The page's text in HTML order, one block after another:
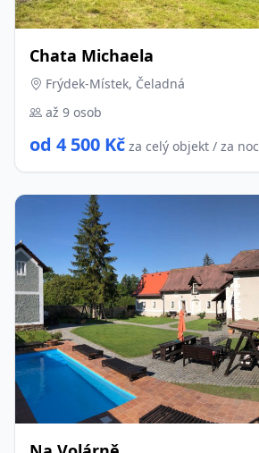
Chata Michaela
Frýdek-Místek, Čeladná
až 9 osob
od 4 500 Kč za celý objekt / za noc